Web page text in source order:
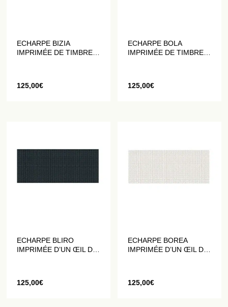
ECHARPE BIZIA
IMPRIMÉE DE TIMBRES
125,00€
ECHARPE BOLA
IMPRIMÉE DE TIMBRES
125,00€
ECHARPE BLIRO
IMPRIMÉE D’UN ŒIL DE
125,00€
ECHARPE BOREA
IMPRIMÉE D’UN ŒIL DE
125,00€